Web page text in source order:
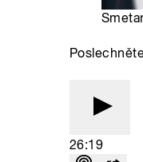
26:19